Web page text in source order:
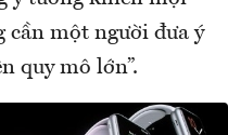
cần một người đưa ý
quy mô lớn”.